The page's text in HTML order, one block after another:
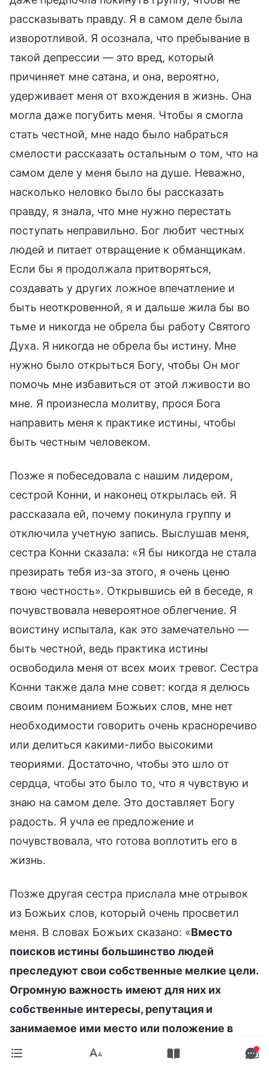
рассказывать правду. Я в самом деле была
изворотливой. Я осознала, что пребывание в
такой депрессии — это вред, который
причиняет мне сатана, и она, вероятно,
удерживает меня от вхождения в жизнь. Она
могла даже погубить меня. Чтобы я смогла
стать честной, мне надо было набраться
смелости рассказать остальным о том, что на
самом деле у меня было на душе. Неважно,
насколько неловко было бы рассказать
правду, я знала, что мне нужно перестать
поступать неправильно. Бог любит честных
людей и питает отвращение к обманщикам.
Если бы я продолжала притворяться,
создавать у других ложное впечатление и
быть неоткровенной, я и дальше жила бы во
тьме и никогда не обрела бы работу Святого
Духа. Я никогда не обрела бы истину. Мне
нужно было открыться Богу, чтобы Он мог
помочь мне избавиться от этой лживости во
мне. Я произнесла молитву, прося Бога
направить меня к практике истины, чтобы
быть честным человеком.
Позже я побеседовала с нашим лидером,
сестрой Конни, и наконец открылась ей. Я
рассказала ей, почему покинула группу и
отключила учетную запись. Выслушав меня,
сестра Конни сказала: «Я бы никогда не стала
презирать тебя из-за этого, я очень ценю
твою честность». Открывшись ей в беседе, я
почувствовала невероятное облегчение. Я
воистину испытала, как это замечательно —
быть честной, ведь практика истины
освободила меня от всех моих тревог. Сестра
Конни также дала мне совет: когда я делюсь
своим пониманием Божьих слов, мне нет
необходимости говорить очень красноречиво
или делиться какими-либо высокими
теориями. Достаточно, чтобы это шло от
сердца, чтобы это было то, что я чувствую и
знаю на самом деле. Это доставляет Богу
радость. Я учла ее предложение и
почувствовала, что готова воплотить его в
жизнь.
Позже другая сестра прислала мне отрывок
из Божьих слов, который очень просветил
меня. В словах Божьих сказано: «Вместо
поисков истины большинство людей
преследуют свои собственные мелкие цели.
Огромную важность имеют для них их
собственные интересы, репутация и
занимаемое ими место или положение в
умах других. Это единственное, что они